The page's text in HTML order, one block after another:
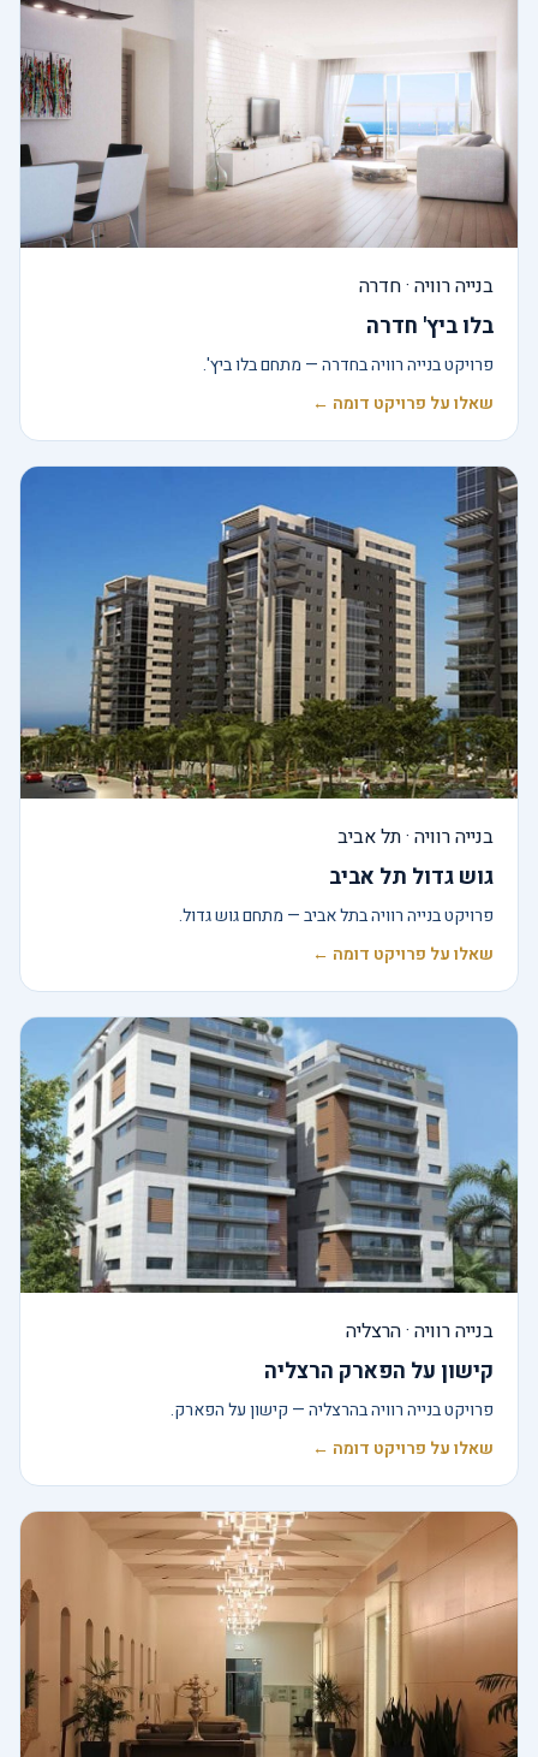
בנייה רוויה · חדרה
בלו ביץ' חדרה
פרויקט בנייה רוויה בחדרה — מתחם בלו ביץ'.
שאלו על פרויקט דומה ←
בנייה רוויה · תל אביב
גוש גדול תל אביב
פרויקט בנייה רוויה בתל אביב — מתחם גוש גדול.
שאלו על פרויקט דומה ←
בנייה רוויה · הרצליה
קישון על הפארק הרצליה
פרויקט בנייה רוויה בהרצליה — קישון על הפארק.
שאלו על פרויקט דומה ←